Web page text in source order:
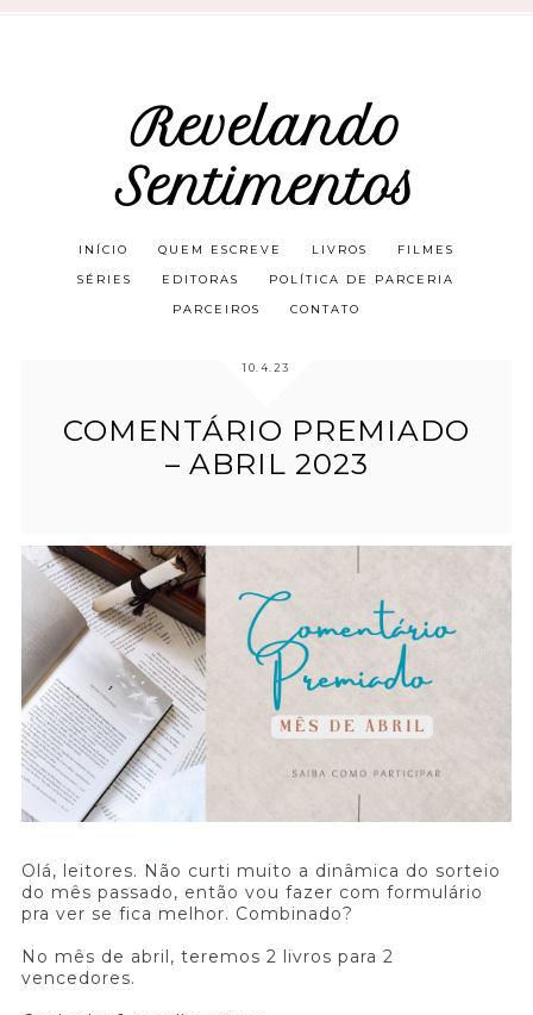
Revelando
Sentimentos
INÍCIO QUEM ESCREVE LIVROS FILMES
SÉRIES EDITORAS POLÍTICA DE PARCERIA
PARCEIROS CONTATO
10.4.23
COMENTÁRIO PREMIADO
– ABRIL 2023
Olá, leitores. Não curti muito a dinâmica do sorteio
do mês passado, então vou fazer com formulário
pra ver se fica melhor. Combinado?
No mês de abril, teremos 2 livros para 2
vencedores.